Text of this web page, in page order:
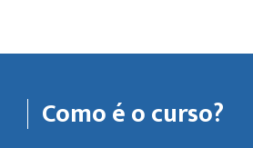
Como é o curso?